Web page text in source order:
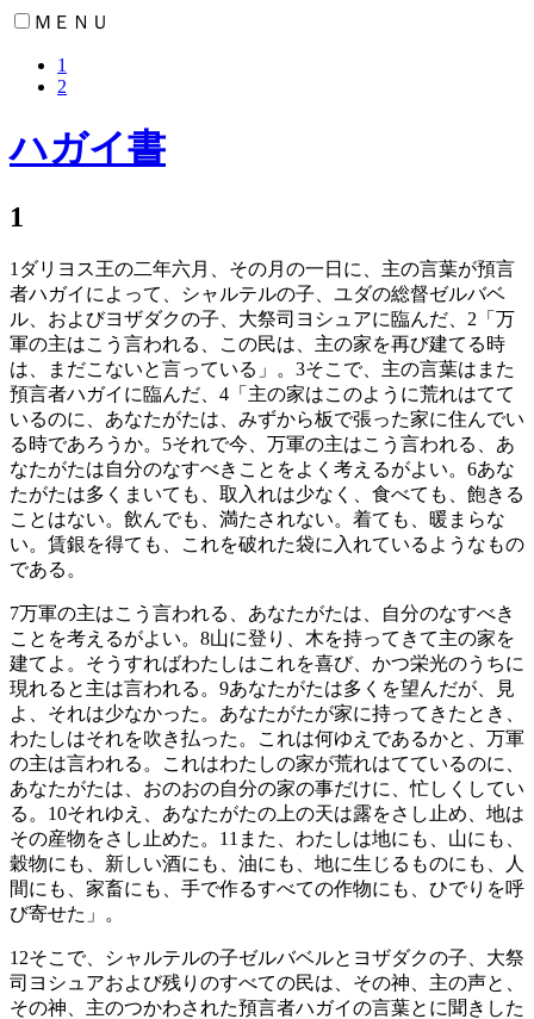
ＭＥＮＵ
1
2
ハガイ書
1
1 ダリヨス王の二年六月、その月の一日に、主の言葉が預言
者ハガイによって、シャルテルの子、ユダの総督ゼルバベ
ル、およびヨザダクの子、大祭司ヨシュアに臨んだ、 2 「万
軍の主はこう言われる、この民は、主の家を再び建てる時
は、まだこないと言っている」。 3そこで、主の言葉はまた
預言者ハガイに臨んだ、 4 「主の家はこのように荒れはてて
いるのに、あなたがたは、みずから板で張った家に住んでい
る時であろうか。 5それで今、万軍の主はこう言われる、あ
なたがたは自分のなすべきことをよく考えるがよい。 6あな
たがたは多くまいても、取入れは少なく、食べても、飽きる
ことはない。飲んでも、満たされない。着ても、暖まらな
い。賃銀を得ても、これを破れた袋に入れているようなもの
である。
7万軍の主はこう言われる、あなたがたは、自分のなすべき
ことを考えるがよい。 8山に登り、木を持ってきて主の家を
建てよ。そうすればわたしはこれを喜び、かつ栄光のうちに
現れると主は言われる。 9あなたがたは多くを望んだが、見
よ、それは少なかった。あなたがたが家に持ってきたとき、
わたしはそれを吹き払った。これは何ゆえであるかと、万軍
の主は言われる。これはわたしの家が荒れはてているのに、
あなたがたは、おのおの自分の家の事だけに、忙しくしてい
る。 10それゆえ、あなたがたの上の天は露をさし止め、地は
その産物をさし止めた。 11 また、わたしは地にも、山にも、
穀物にも、新しい酒にも、油にも、地に生じるものにも、人
間にも、家畜にも、手で作るすべての作物にも、ひでりを呼
び寄せた」。
12そこで、シャルテルの子ゼルバベルとヨザダクの子、大祭
司ヨシュアおよび残りのすべての民は、その神、主の声と、
その神、主のつかわされた預言者ハガイの言葉とに聞きした